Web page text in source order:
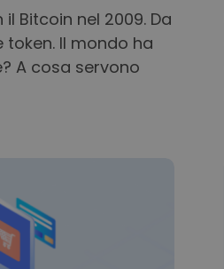
Bitcoin nel 2009. Da
Il mondo ha
A cosa servono